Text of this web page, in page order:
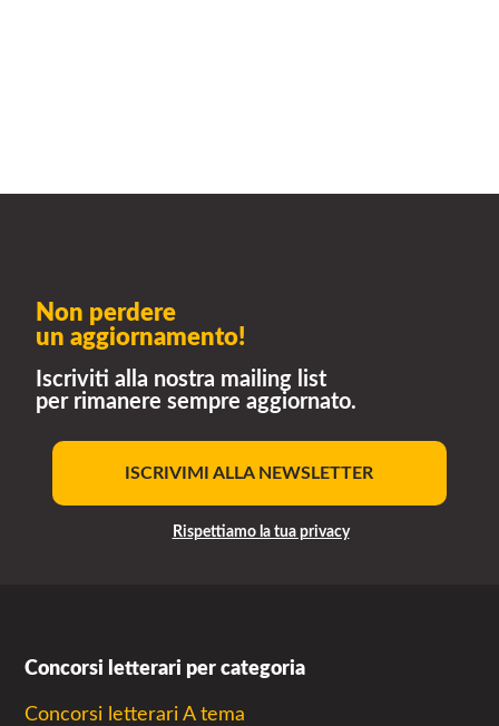
Non perdere
un aggiornamento!
Iscriviti alla nostra mailing list
per rimanere sempre aggiornato.
ISCRIVIMI ALLA NEWSLETTER
Rispettiamo la tua privacy
Concorsi letterari per categoria
Concorsi letterari A tema